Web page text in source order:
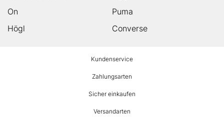
On
Puma
Högl
Converse
Kundenservice
Zahlungsarten
Sicher einkaufen
Versandarten